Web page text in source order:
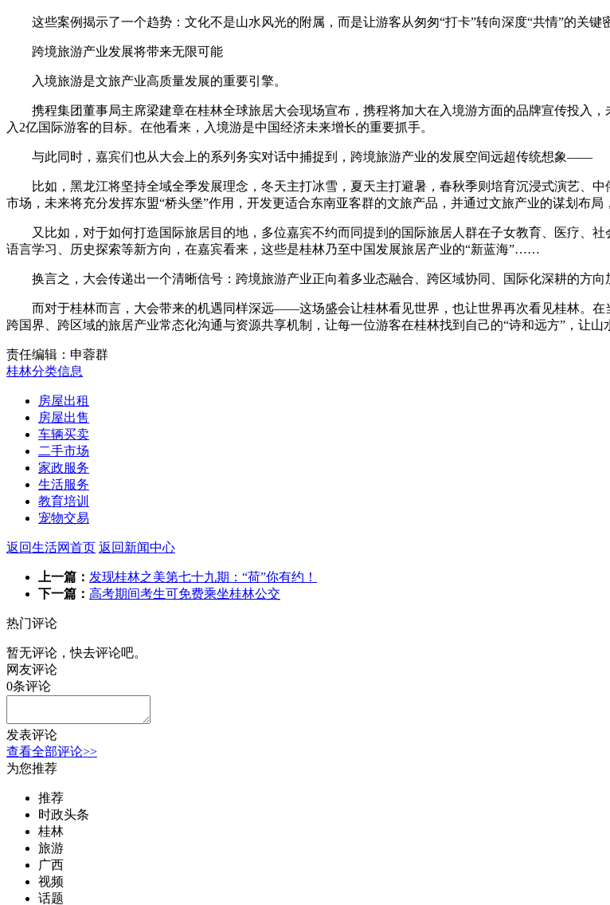
这些案例揭示了一个趋势：文化不是山水风光的附属，而是让游客从匆匆“打卡”转向深度“共情”的关键
跨境旅游产业发展将带来无限可能
入境旅游是文旅产业高质量发展的重要引擎。
携程集团董事局主席梁建章在桂林全球旅居大会现场宣布，携程将加大在入境游方面的品牌宣传投入，
入2亿国际游客的目标。在他看来，入境游是中国经济未来增长的重要抓手。
与此同时，嘉宾们也从大会上的系列务实对话中捕捉到，跨境旅游产业的发展空间远超传统想象——
比如，黑龙江将坚持全域全季发展理念，冬天主打冰雪，夏天主打避暑，春秋季则培育沉浸式演艺、中
市场，未来将充分发挥东盟“桥头堡”作用，开发更适合东南亚客群的文旅产品，并通过文旅产业的谋划布局
又比如，对于如何打造国际旅居目的地，多位嘉宾不约而同提到的国际旅居人群在子女教育、医疗、社
语言学习、历史探索等新方向，在嘉宾看来，这些是桂林乃至中国发展旅居产业的“新蓝海”……
换言之，大会传递出一个清晰信号：跨境旅游产业正向着多业态融合、跨区域协同、国际化深耕的方向
而对于桂林而言，大会带来的机遇同样深远——这场盛会让桂林看见世界，也让世界再次看见桂林。在
跨国界、跨区域的旅居产业常态化沟通与资源共享机制，让每一位游客在桂林找到自己的“诗和远方”，让山
责任编辑：申蓉群
桂林分类信息
房屋出租
房屋出售
车辆买卖
二手市场
家政服务
生活服务
教育培训
宠物交易
返回生活网首页 返回新闻中心
上一篇： 发现桂林之美第七十九期：“荷”你有约！
下一篇： 高考期间考生可免费乘坐桂林公交
热门评论
暂无评论，快去评论吧。
网友评论
0条评论
发表评论
查看全部评论>>
为您推荐
推荐
时政头条
桂林
旅游
广西
视频
话题